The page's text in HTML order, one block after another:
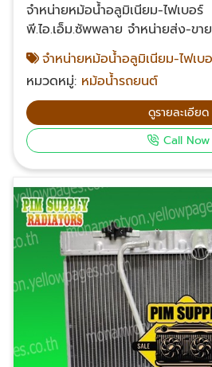
จำหน่ายหม้อน้ำอลูมิเนียม-ไฟเบอร์
พี.ไอ.เอ็ม.ซัพพลาย จำหน่ายส่ง-ข
เนียม-ไฟเบอร์ ระบายความร้อนได้
ยี่ห้อ รับประกัน 90 วัน นับแต่วันซื้อ
วันจัดส่งสินค้าปลายทางทั่วประเทศไทย สอบถามข้อมูล
เติมเกี่ยวกับหม้อน้ำอลูมิเนียม-ไฟเบอร์ โทรศัพท์
624-2342, 063-232-2361,
326-4142 Email: suriyonl@yahoo.com Facebook:
พี.ไอ.เอ็ม.ซัพพลาย หม้อน้ำรถยนต์
จำหน่ายหม้อน้ำอลูมิเนียม-ไฟเบ
หมวดหมู่: หม้อน้ำรถยนต์
ดูรายละเอียด
Call Now